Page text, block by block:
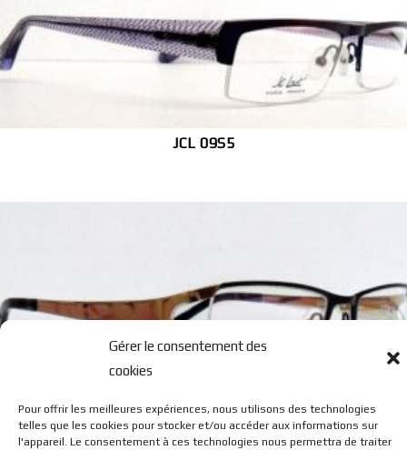
Gérer le consentement des
cookies
Pour offrir les meilleures expériences, nous utilisons des technologies
telles que les cookies pour stocker et/ou accéder aux informations sur
l'appareil. Le consentement à ces technologies nous permettra de traiter
JCL 09S5
JCL 0916